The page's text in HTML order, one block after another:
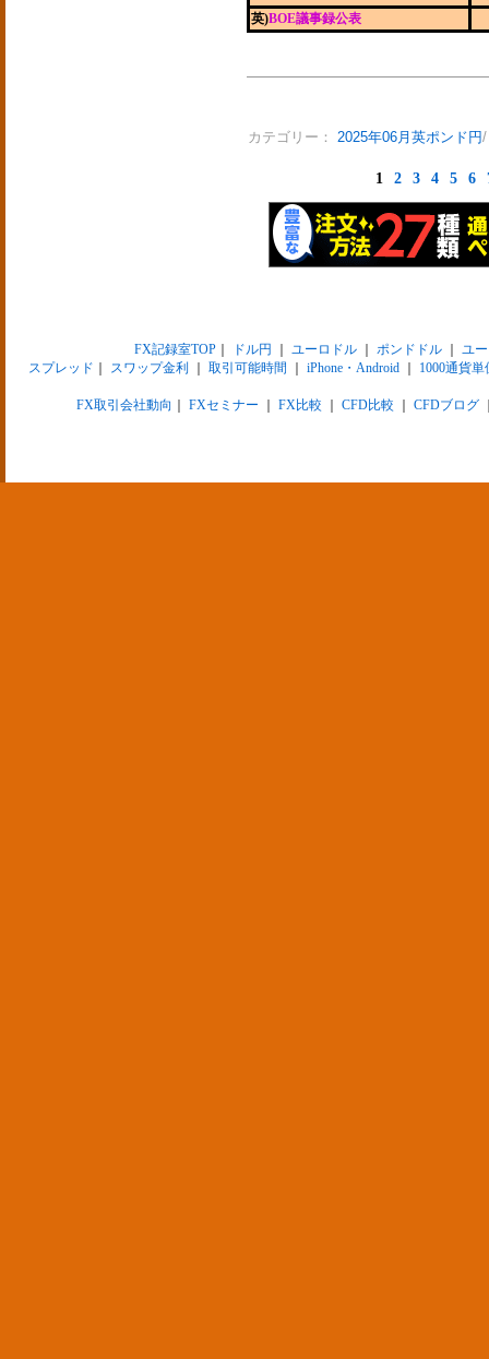
英)BOE議事録公表
カテゴリー： 2025年06月英ポンド円
1 2 3 4 5 6
FX記録室TOP｜ ドル円 ユーロドル｜ ポンドドル｜ ユ
スプレッド
スワップ金利 取引可能時間 iPhone・Android 1000通貨単
FX取引会社動向 FXセミナー FX比較 CFD比較 CFDブログ